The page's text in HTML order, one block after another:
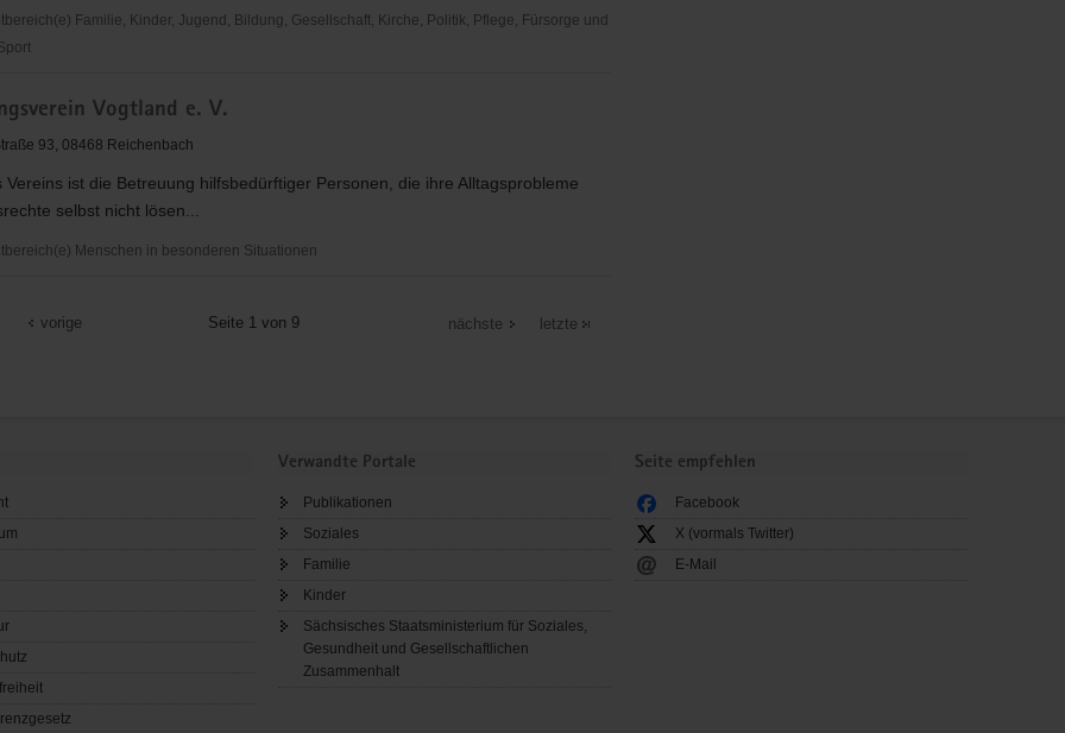
Familie, Kinder, Jugend, Bildung, Gesellschaft, Kirche, Politik, Pflege, Fürsorge und
Vogtland e. V.
93, 08468 Reichenbach
Vereins ist die Betreuung hilfsbedürftiger Personen, die ihre Alltagsprobleme
selbst nicht lösen...
Menschen in besonderen Situationen
vorige Seite 1 von 9 nächste letzte
Verwandte Portale
Publikationen
Soziales
Familie
Kinder
Sächsisches Staatsministerium für Soziales,
Gesundheit und Gesellschaftlichen
Zusammenhalt
Seite empfehlen
Facebook
X (vormals Twitter)
E-Mail